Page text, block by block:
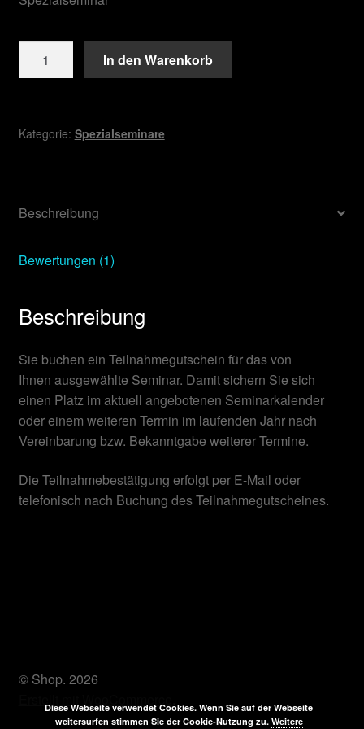
Menge
In den Warenkorb
Kategorie: Spezialseminare
Beschreibung
Bewertungen (1)
Beschreibung
Sie buchen ein Teilnahmegutschein für das von
Ihnen ausgewählte Seminar. Damit sichern Sie sich
einen Platz im aktuell angebotenen Seminarkalender
oder einem weiteren Termin im laufenden Jahr nach
Vereinbarung bzw. Bekanntgabe weiterer Termine.
Die Teilnahmebestätigung erfolgt per E-Mail oder
telefonisch nach Buchung des Teilnahmegutscheines.
© Shop. 2026
Diese Webseite verwendet Cookies. Wenn Sie auf der Webseite
weitersurfen stimmen Sie der Cookie-Nutzung zu. Weitere